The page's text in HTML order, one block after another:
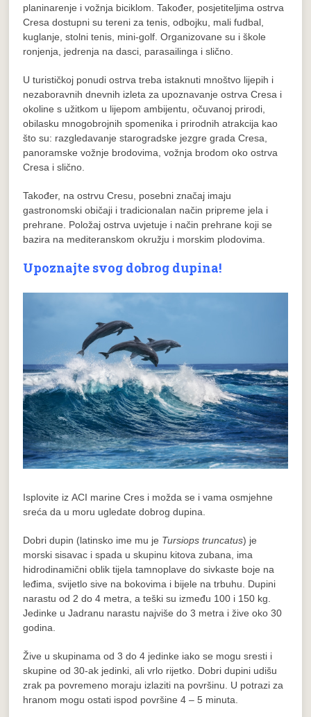
planinarenje i vožnja biciklom. Također, posjetiteljima ostrva
Cresa dostupni su tereni za tenis, odbojku, mali fudbal,
kuglanje, stolni tenis, mini-golf. Organizovane su i škole
ronjenja, jedrenja na dasci, parasailinga i slično.
U turističkoj ponudi ostrva treba istaknuti mnoštvo lijepih i
nezaboravnih dnevnih izleta za upoznavanje ostrva Cresa i
okoline s užitkom u lijepom ambijentu, očuvanoj prirodi,
obilasku mnogobrojnih spomenika i prirodnih atrakcija kao
što su: razgledavanje starogradske jezgre grada Cresa,
panoramske vožnje brodovima, vožnja brodom oko ostrva
Cresa i slično.
Također, na ostrvu Cresu, posebni značaj imaju
gastronomski običaji i tradicionalan način pripreme jela i
prehrane. Položaj ostrva uvjetuje i način prehrane koji se
bazira na mediteranskom okružju i morskim plodovima.
Upoznajte svog dobrog dupina!
Isplovite iz ACI marine Cres i možda se i vama osmjehne
sreća da u moru ugledate dobrog dupina.
Dobri dupin (latinsko ime mu je Tursiops truncatus) je
morski sisavac i spada u skupinu kitova zubana, ima
hidrodinamični oblik tijela tamnoplave do sivkaste boje na
leđima, svijetlo sive na bokovima i bijele na trbuhu. Dupini
narastu od 2 do 4 metra, a teški su između 100 i 150 kg.
Jedinke u Jadranu narastu najviše do 3 metra i žive oko 30
godina.
Žive u skupinama od 3 do 4 jedinke iako se mogu sresti i
skupine od 30-ak jedinki, ali vrlo rijetko. Dobri dupini udišu
zrak pa povremeno moraju izlaziti na površinu. U potrazi za
hranom mogu ostati ispod površine 4 – 5 minuta.